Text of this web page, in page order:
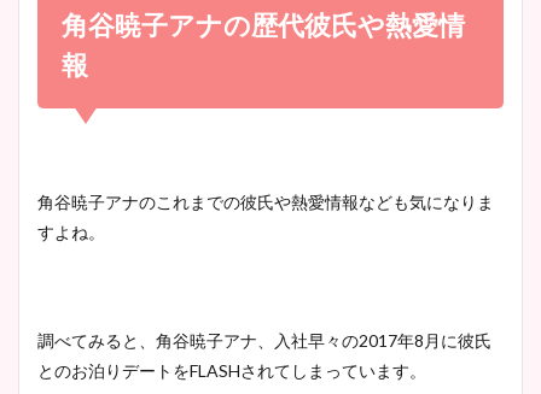
宇賀神メグアナのニット画像
池谷実悠アナのメガネ画像が
め！足が美脚でニット衣装も
かわいい！
wikiプロフもチェック！
プ画像まとめ！同期や実家に
wikiプロフも！
角谷暁子アナの歴代彼氏や熱愛情
報
角谷暁子アナのこれまでの彼氏や熱愛情報なども気になりま
すよね。
調べてみると、角谷暁子アナ、入社早々の2017年8月に彼氏
とのお泊りデートをFLASHされてしまっています。